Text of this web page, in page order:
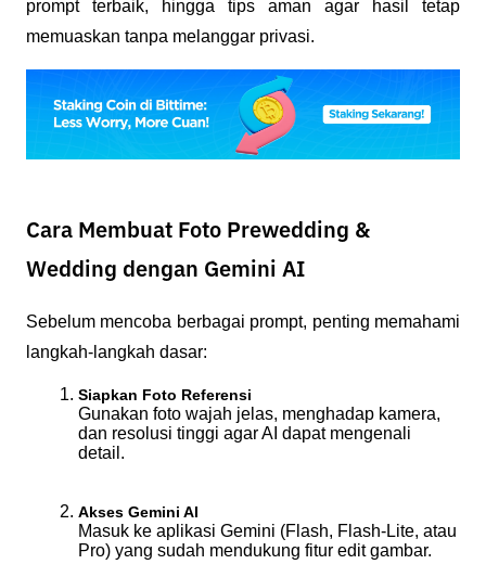
prompt terbaik, hingga tips aman agar hasil tetap
memuaskan tanpa melanggar privasi.
Cara Membuat Foto Prewedding &
Wedding dengan Gemini AI
Sebelum mencoba berbagai prompt, penting memahami
langkah-langkah dasar:
Siapkan Foto Referensi
Gunakan foto wajah jelas, menghadap kamera,
dan resolusi tinggi agar AI dapat mengenali
detail.
Akses Gemini AI
Masuk ke aplikasi Gemini (Flash, Flash-Lite, atau
Pro) yang sudah mendukung fitur edit gambar.